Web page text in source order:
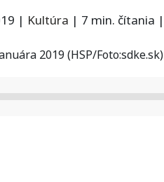
| Kultúra | 7 min. čítania |
2019 (HSP/Foto:sdke.sk)